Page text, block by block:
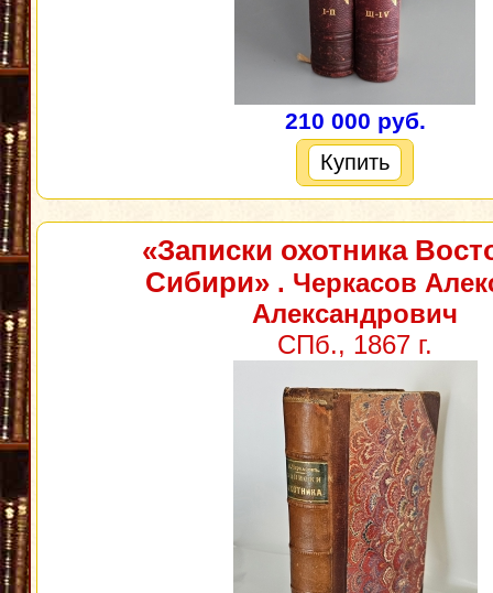
210 000 руб.
Купить
«Записки охотника
Сибири». Черкасов
Александрович
СПб., 1867 г.